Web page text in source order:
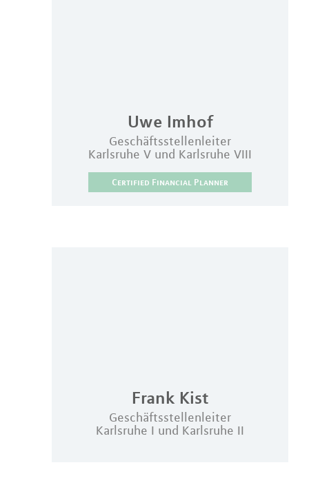
Uwe Imhof
Geschäftsstellenleiter
Karlsruhe V und Karlsruhe VIII
Certified Financial Planner
Frank Kist
Geschäftsstellenleiter
Karlsruhe I und Karlsruhe II